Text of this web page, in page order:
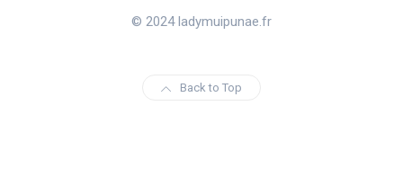
© 2024 ladymuipunae.fr
Back to Top